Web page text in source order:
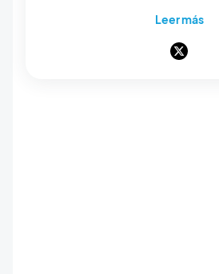
corazón de nuestra
ellos los que dan vida a los
Leer más